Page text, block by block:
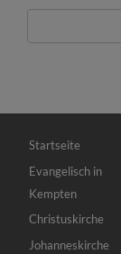
Hauptnavigation
Startseite
Evangelisch in
Kempten
Christuskirche
Johanneskirche